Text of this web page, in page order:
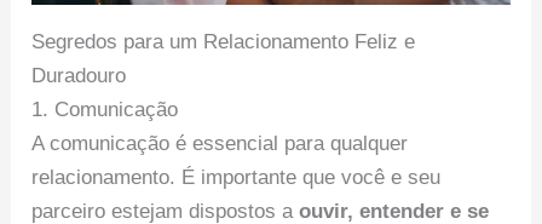
Segredos para um Relacionamento Feliz e
Duradouro
1. Comunicação
A comunicação é essencial para qualquer
relacionamento. É importante que você e seu
parceiro estejam dispostos aouvir, entender e se